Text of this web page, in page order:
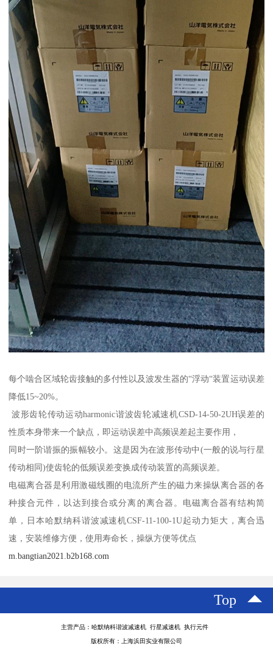
每个啮合区域轮齿接触的多付性以及波发生器的“浮动“装置运动误差
降低15~20%。
波形齿轮传动运动harmonic谐波齿轮减速机CSD-14-50-2UH误差的
性质本身带来一个缺点，即运动误差中高频误差起主要作用，
同时一阶谐振的振幅较小。这是因为在波形传动中(一般的说与行星
传动相同)使齿轮的低频误差变换成传动装置的高频误差。
电磁离合器是利用激磁线圈的电流所产生的磁力来操纵离合器的各
种接合元件，以达到接合或分离的离合器。电磁离合器有结构简
单，日本哈默纳科谐波减速机CSF-11-100-1U起动力矩大，离合迅
速，安装维修方便，使用寿命长，操纵方便等优点
m.bangtian2021.b2b168.com
Top
主营产品：哈默纳科谐波减速机 行星减速机 执行元件
版权所有：上海浜田实业有限公司